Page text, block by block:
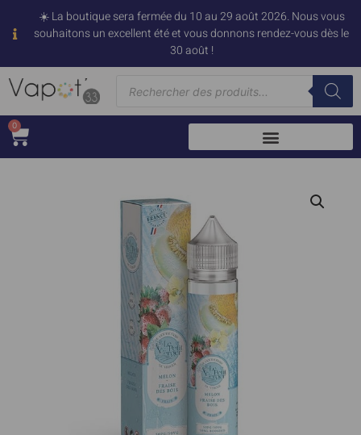
☀️ La boutique sera fermée du 10 au 29 août 2026. Nous vous
souhaitons un excellent été et vous donnons rendez-vous dès le
30 août !
0